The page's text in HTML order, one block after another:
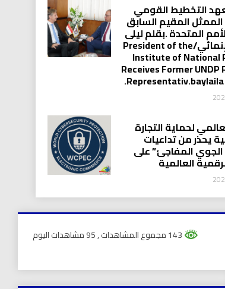
التخطيط القومي
المقيم السابق
المتحدة .بقلم ليلى
حسين الإنمائي/President of the
Institute of National
Receives Former UNDP
لحماية التجارة
يحذر من تداعيات
الجوي المفاجئ” على
العالمية
, 95 مشاهدات اليوم